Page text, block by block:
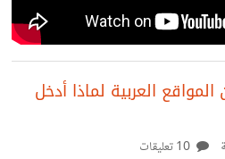
العربية لماذا أدخل